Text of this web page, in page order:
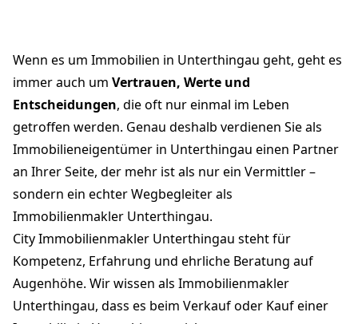
Wenn es um Immobilien in Unterthingau geht, geht es
immer auch um Vertrauen, Werte und
Entscheidungen, die oft nur einmal im Leben
getroffen werden. Genau deshalb verdienen Sie als
Immobilieneigentümer in Unterthingau einen Partner
an Ihrer Seite, der mehr ist als nur ein Vermittler –
sondern ein echter Wegbegleiter als
Immobilienmakler Unterthingau.
City Immobilienmakler Unterthingau steht für
Kompetenz, Erfahrung und ehrliche Beratung auf
Augenhöhe. Wir wissen als Immobilienmakler
Unterthingau, dass es beim Verkauf oder Kauf einer